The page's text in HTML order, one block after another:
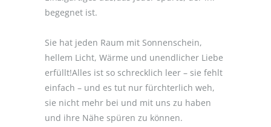
begegnet ist.
Sie hat jeden Raum mit Sonnenschein,
hellem Licht, Wärme und unendlicher Liebe
erfüllt!Alles ist so schrecklich leer – sie fehlt
einfach – und es tut nur fürchterlich weh,
sie nicht mehr bei und mit uns zu haben
und ihre Nähe spüren zu können.